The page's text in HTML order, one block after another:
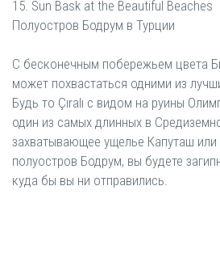
15. Sun Bask at the Beautiful Beaches
Полуостров Бодрум в Турции
С бесконечным побережьем цвета
может похвастаться одними из
Будь то Çıralı с видом на руины
один из самых длинных в
захватывающее ущелье Капуташ или
полуостров Бодрум, вы будете
куда бы вы ни отправились.